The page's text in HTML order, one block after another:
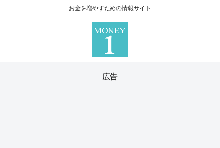
お金を増やすための情報サイト
広告